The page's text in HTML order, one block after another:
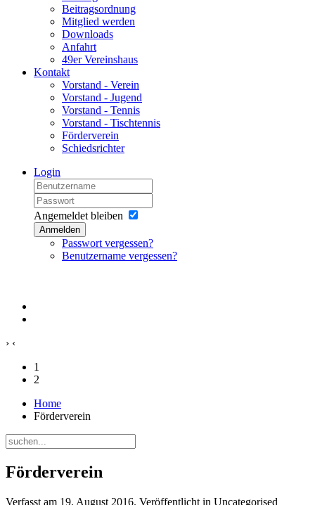
Beitragsordnung
Mitglied werden
Downloads
Anfahrt
49er Vereinshaus
Kontakt
Vorstand - Verein
Vorstand - Jugend
Vorstand - Tennis
Vorstand - Tischtennis
Förderverein
Schiedsrichter
Login
Angemeldet bleiben
Anmelden
Passwort vergessen?
Benutzername vergessen?
› ‹
1
2
Home
Förderverein
Förderverein
Verfasst am 19. August 2016. Veröffentlicht in Uncategorised